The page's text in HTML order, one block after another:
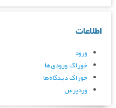
اطلاعات
ورود
خوراک ورودی‌ها
خوراک دیدگاه‌ها
وردپرس